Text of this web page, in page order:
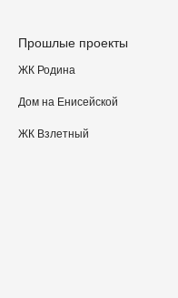
Прошлые проекты
ЖК Родина
Дом на Енисейской
ЖК Взлетный